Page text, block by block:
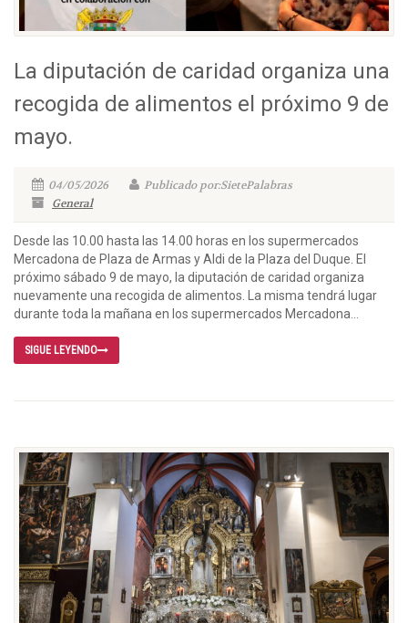
La diputación de caridad organiza una
recogida de alimentos el próximo 9 de
mayo.
04/05/2026
Publicado por:SietePalabras
General
Desde las 10.00 hasta las 14.00 horas en los supermercados
Mercadona de Plaza de Armas y Aldi de la Plaza del Duque. El
próximo sábado 9 de mayo, la diputación de caridad organiza
nuevamente una recogida de alimentos. La misma tendrá lugar
durante toda la mañana en los supermercados Mercadona...
SIGUE LEYENDO